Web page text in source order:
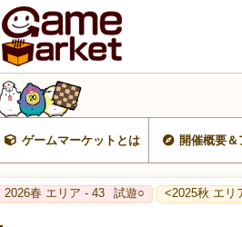
ゲームマーケットとは 開催概要＆
2026春 エリア - 43 試遊○ <2025秋 エリ